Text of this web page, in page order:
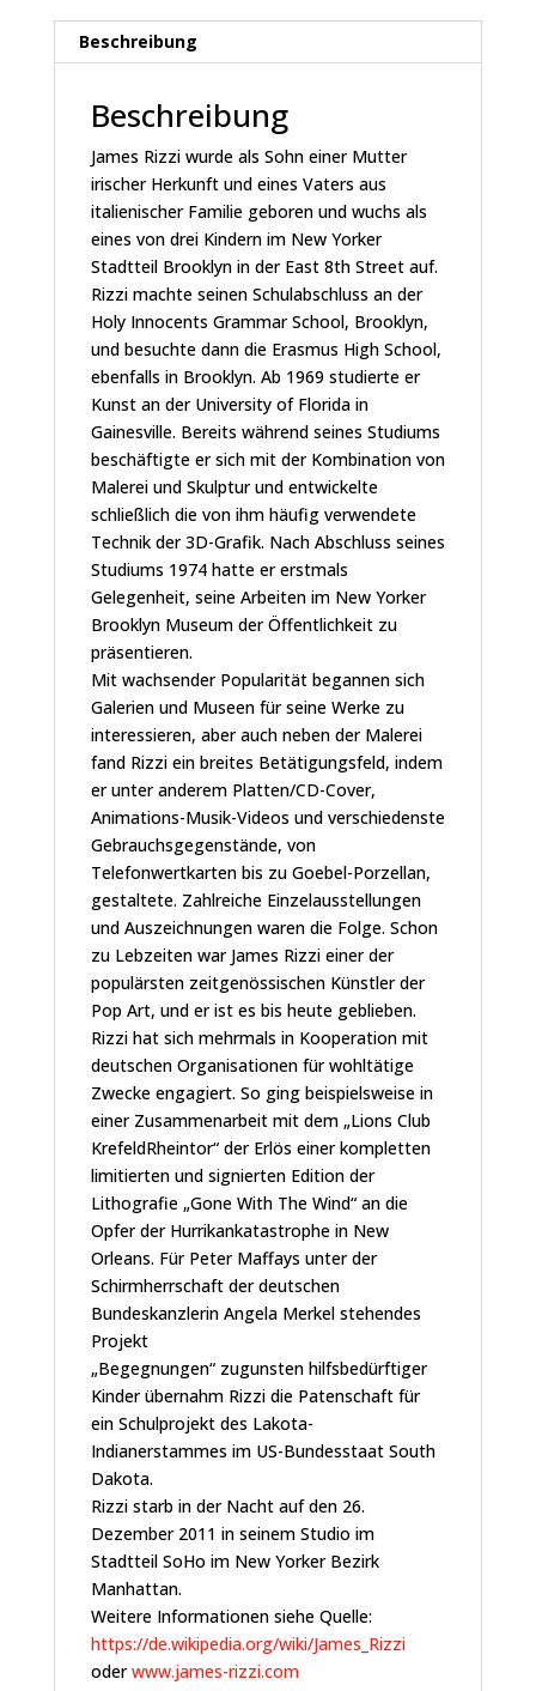
Beschreibung
Beschreibung
James Rizzi wurde als Sohn einer Mutter
irischer Herkunft und eines Vaters aus
italienischer Familie geboren und wuchs als
eines von drei Kindern im New Yorker
Stadtteil Brooklyn in der East 8th Street auf.
Rizzi machte seinen Schulabschluss an der
Holy Innocents Grammar School, Brooklyn,
und besuchte dann die Erasmus High School,
ebenfalls in Brooklyn. Ab 1969 studierte er
Kunst an der University of Florida in
Gainesville. Bereits während seines Studiums
beschäftigte er sich mit der Kombination von
Malerei und Skulptur und entwickelte
schließlich die von ihm häufig verwendete
Technik der 3D-Grafik. Nach Abschluss seines
Studiums 1974 hatte er erstmals
Gelegenheit, seine Arbeiten im New Yorker
Brooklyn Museum der Öffentlichkeit zu
präsentieren.
Mit wachsender Popularität begannen sich
Galerien und Museen für seine Werke zu
interessieren, aber auch neben der Malerei
fand Rizzi ein breites Betätigungsfeld, indem
er unter anderem Platten/CD-Cover,
Animations-Musik-Videos und verschiedenste
Gebrauchsgegenstände, von
Telefonwertkarten bis zu Goebel-Porzellan,
gestaltete. Zahlreiche Einzelausstellungen
und Auszeichnungen waren die Folge. Schon
zu Lebzeiten war James Rizzi einer der
populärsten zeitgenössischen Künstler der
Pop Art, und er ist es bis heute geblieben.
Rizzi hat sich mehrmals in Kooperation mit
deutschen Organisationen für wohltätige
Zwecke engagiert. So ging beispielsweise in
einer Zusammenarbeit mit dem „Lions Club
KrefeldRheintor“ der Erlös einer kompletten
limitierten und signierten Edition der
Lithografie „Gone With The Wind“ an die
Opfer der Hurrikankatastrophe in New
Orleans. Für Peter Maffays unter der
Schirmherrschaft der deutschen
Bundeskanzlerin Angela Merkel stehendes
Projekt
„Begegnungen“ zugunsten hilfsbedürftiger
Kinder übernahm Rizzi die Patenschaft für
ein Schulprojekt des Lakota-
Indianerstammes im US-Bundesstaat South
Dakota.
Rizzi starb in der Nacht auf den 26.
Dezember 2011 in seinem Studio im
Stadtteil SoHo im New Yorker Bezirk
Manhattan.
Weitere Informationen siehe Quelle:
https://de.wikipedia.org/wiki/James_Rizzi
oderwww.james-rizzi.com